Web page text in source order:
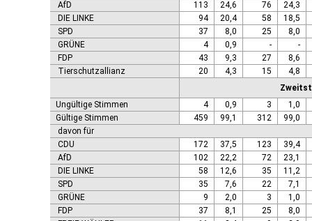
Gräfenhainichen, Stadt
Gröningen, Stadt
Groß Quenstedt
Güsten, Stadt
Gutenborn
Halberstadt, Stadt
Halle (Saale), Stadt
Harbke
Harsleben
Harzgerode, Stadt
Hassel
Havelberg, Hansestadt
Hecklingen, Stadt
Hedersleben
Helbra
AfD
113 24,6 76
24,3
DIE LINKE
94 20,4 58
18,5
SPD
37 8,0 25
8,0
GRÜNE
4 0,9 -
-
FDP
43 9,3 27
8,6
Tierschutzallianz
20 4,3 15
4,8
Ungültige Stimmen
4 0,9 3
1,0
Gültige Stimmen
459 99,1 312
99,0
davon für
CDU
172 37,5 123
39,4
AfD
102 22,2 72
23,1
DIE LINKE
58 12,6 35
11,2
SPD
35 7,6 22
7,1
GRÜNE
9 2,0 3
1,0
FDP
37 8,1 25
8,0